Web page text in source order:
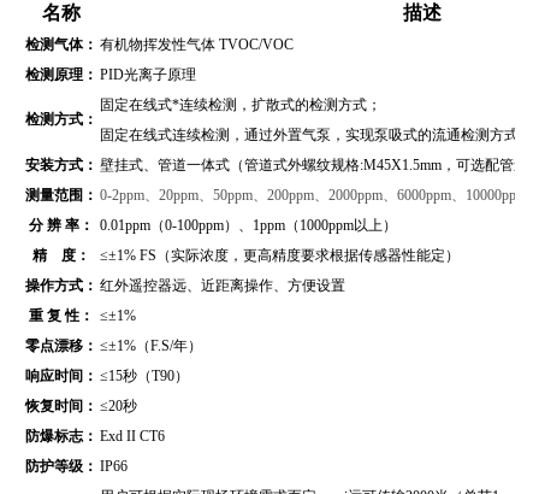
名称 描述
检测气体： 有机物挥发性气体 TVOC/VOC
检测原理： PID光离子原理
检测方式：
固定在线式*连续检测，扩散式的检测方式；
固定在线式连续检测，通过外置气泵，实现泵吸式的流通检测方式（
安装方式： 壁挂式、管道一体式（管道式外螺纹规格:M45X1.5mm，可选配管道
测量范围： 0-2ppm、20ppm、50ppm、200ppm、2000ppm、6000ppm、10000ppm
分 辨 率：
0.01ppm（0-100ppm）、1ppm（1000ppm以上）
精 度：
≤±1% FS（实际浓度，更高精度要求根据传感器性能定）
操作方式： 红外遥控器远、近距离操作、方便设置
重 复 性：
≤±1%
零点漂移： ≤±1%（F.S/年）
响应时间： ≤15秒（T90）
恢复时间： ≤20秒
防爆标志： Exd II CT6
防护等级： IP66